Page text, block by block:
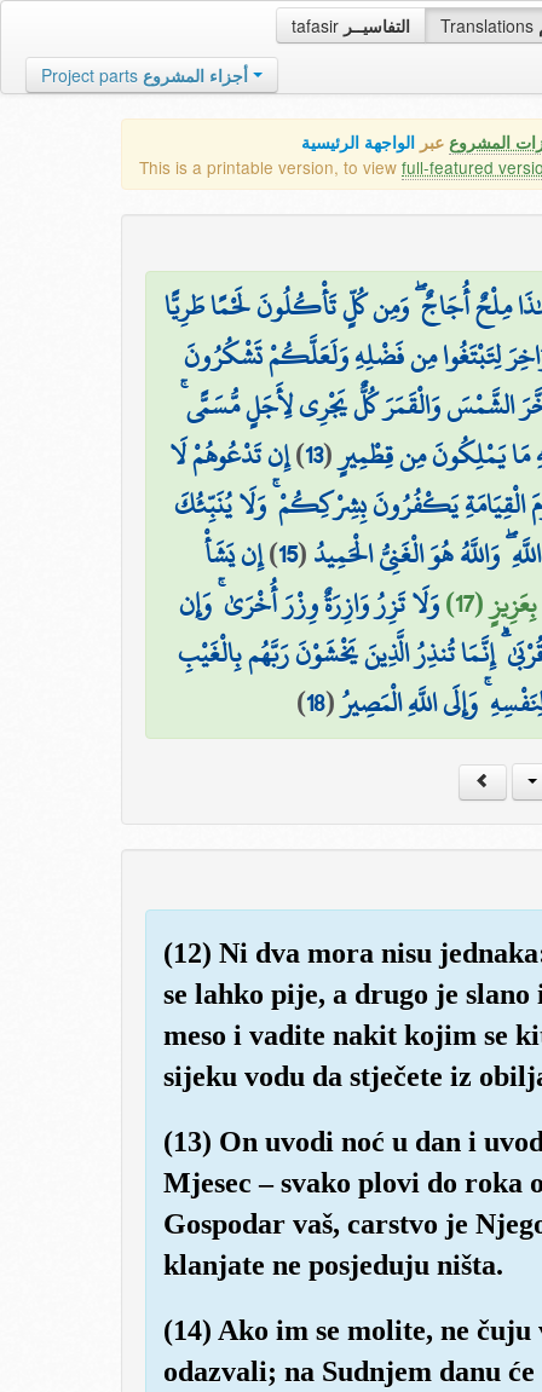
tafasir التفاسيــر Translations
Project parts أجزاء المشروع
المشروع عبر الواجهة الرئيسية
This is a printable version, to view full-featured
مِلْحٌ أُجَاجٌ ۖ وَمِن كُلٍّ تَأْكُلُونَ لَحْمًا طَرِيًّا
لِتَبْتَغُوا مِن فَضْلِهِ وَلَعَلَّكُمْ تَشْكُرُونَ
وَسَخَّرَ الشَّمْسَ وَالْقَمَرَ كُلٌّ يَجْرِي لِأَجَلٍ مُّسَمًّى
مَا يَمْلِكُونَ مِن قِطْمِيرٍ(
13
)إِن تَدْعُوهُمْ لَا
الْقِيَامَةِ يَكْفُرُونَ بِشِرْكِكُمْ ۚ وَلَا يُنَبِّئُكَ
وَاللَّهُ هُوَ الْغَنِيُّ الْحَمِيدُ(
15
)إِن يَشَأْ
(17)
وَلَا تَزِرُ وَازِرَةٌ وِزْرَ أُخْرَىٰ ۚ وَإِن
إِنَّمَا تُنذِرُ الَّذِينَ يَخْشَوْنَ رَبَّهُم بِالْغَيْبِ
وَإِلَى اللَّهِ الْمَصِيرُ(
18
)
(12) Ni dva mora nisu
se lahko pije, a drugo je
meso i vadite nakit kojim se
sijeku vodu da stječete iz
(13) On uvodi noć u dan i
Mjesec – svako plovi do roka
Gospodar vaš, carstvo je
klanjate ne posjeduju ništa.
(14) Ako im se molite, ne
odazvali; na Sudnjem danu